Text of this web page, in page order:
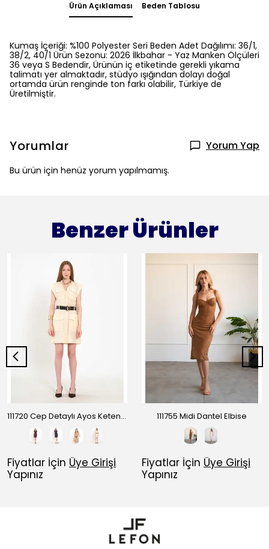
Ürün Açıklaması Beden Tablosu
Kumaş İçeriği: %100 Polyester Seri Beden Adet Dağılımı: 36/1,
38/2, 40/1 Ürün Sezonu: 2026 İlkbahar - Yaz Manken Ölçüleri
36 veya S Bedendir, Ürünün iç etiketinde gerekli yıkama
talimatı yer almaktadır, stüdyo ışığından dolayı doğal
ortamda ürün renginde ton farkı olabilir, Türkiye de
Üretilmiştir.
Yorumlar Yorum Yap
Bu ürün için henüz yorum yapılmamış.
Benzer Ürünler
111720 Cep Detaylı Ayos Keten Mini Elbise
Fiyatlar İçin Üye Girişi
Yapınız
111755 Midi Dantel Elbise
Fiyatlar İçin Üye Girişi
Yapınız